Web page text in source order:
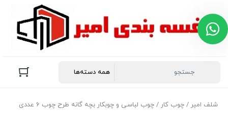
شلف امیر / چوب کار / چوب لباسی و چوبکار بچه گانه طرح چوب 6 عددی
پشتیبانی در روبیکا
هر سوال یا ابهامی دارید صمیمانه پاسخگویی
👋 سلام امیدوارم عالی باشید